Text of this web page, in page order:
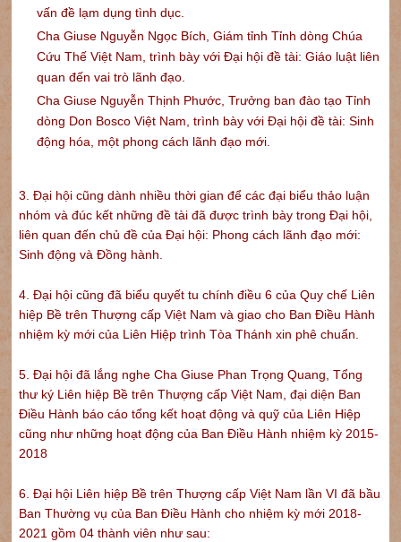
vấn đề lạm dụng tình dục.
Cha Giuse Nguyễn Ngọc Bích, Giám tỉnh Tỉnh dòng Chúa
Cứu Thế Việt Nam, trình bày với Đại hội đề tài: Giáo luật liên
quan đến vai trò lãnh đạo.
Cha Giuse Nguyễn Thịnh Phước, Trưởng ban đào tạo Tỉnh
dòng Don Bosco Việt Nam, trình bày với Đại hội đề tài: Sinh
động hóa, một phong cách lãnh đạo mới.
3. Đại hội cũng dành nhiều thời gian để các đại biểu thảo luận
nhóm và đúc kết những đề tài đã được trình bày trong Đại hội,
liên quan đến chủ đề của Đại hội: Phong cách lãnh đạo mới:
Sinh động và Đồng hành.
4. Đại hội cũng đã biểu quyết tu chính điều 6 của Quy chế Liên
hiệp Bề trên Thượng cấp Việt Nam và giao cho Ban Điều Hành
nhiệm kỳ mới của Liên Hiệp trình Tòa Thánh xin phê chuẩn.
5. Đại hội đã lắng nghe Cha Giuse Phan Trọng Quang, Tổng
thư ký Liên hiệp Bề trên Thượng cấp Việt Nam, đại diện Ban
Điều Hành báo cáo tổng kết hoạt động và quỹ của Liên Hiệp
cũng như những hoạt động của Ban Điều Hành nhiệm kỳ 2015-
2018
6. Đại hội Liên hiệp Bề trên Thượng cấp Việt Nam lần VI đã bầu
Ban Thường vụ của Ban Điều Hành cho nhiệm kỳ mới 2018-
2021 gồm 04 thành viên như sau: